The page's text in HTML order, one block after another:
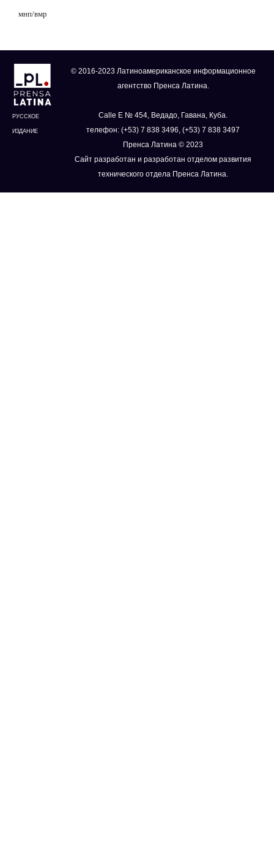
мнп/вмр
РУССКОЕ
ИЗДАНИЕ
© 2016-2023 Латиноамериканское информационное
агентство Пренса Латина.
Calle E № 454, Ведадо, Гавана, Куба.
телефон: (+53) 7 838 3496, (+53) 7 838 3497
Пренса Латина © 2023
Сайт разработан и разработан отделом развития
технического отдела Пренса Латина.